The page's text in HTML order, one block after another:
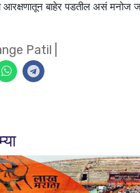
आरक्षणातून बाहेर पडतील असं मनोज
Patil